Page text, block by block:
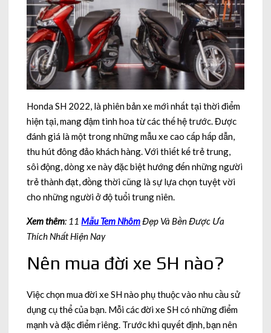
Honda SH 2022, là phiên bản xe mới nhất tại thời điểm
hiện tại, mang đậm tinh hoa từ các thế hệ trước. Được
đánh giá là một trong những mẫu xe cao cấp hấp dẫn,
thu hút đông đảo khách hàng. Với thiết kế trẻ trung,
sôi động, dòng xe này đặc biệt hướng đến những người
trẻ thành đạt, đồng thời cũng là sự lựa chọn tuyệt vời
cho những người ở độ tuổi trung niên.
Xem thêm: 11Mẫu Tem NhômĐẹp Và Bền Được Ưa
Thích Nhất Hiện Nay
Nên mua đời xe SH nào?
Việc chọn mua đời xe SH nào phụ thuộc vào nhu cầu sử
dụng cụ thể của bạn. Mỗi các đời xe SH có những điểm
mạnh và đặc điểm riêng. Trước khi quyết định, bạn nên